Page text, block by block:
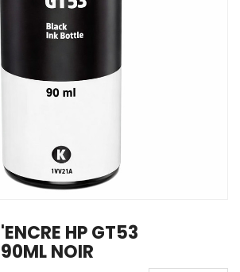
HP GT53
NOIR